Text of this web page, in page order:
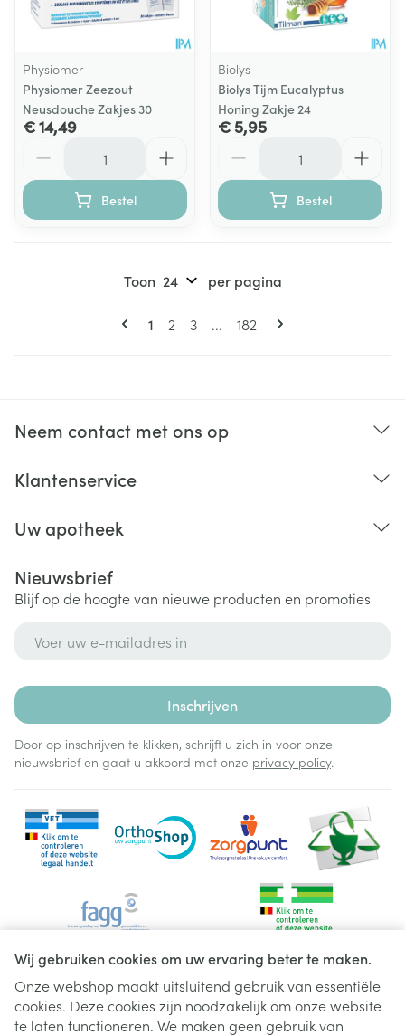
Wij gebruiken cookies om uw ervaring beter te maken.
Onze webshop maakt uitsluitend gebruik van essentiële
cookies. Deze cookies zijn noodzakelijk om onze website
te laten functioneren. We maken geen gebruik van
Physiomer
Physiomer Zeezout
Neusdouche Zakjes 30
€ 14,49
Bestel
Biolys
Biolys Tijm Eucalyptus
Honing Zakje 24
€ 5,95
Bestel
Pagina's
U lees momenteel pagina
1 Pagina
2 Pagina
3 ... Pagina
182
Toon per pagina
Neem contact met ons op
Klantenservice
Uw apotheek
Nieuwsbrief
Blijf op de hoogte van nieuwe producten en promoties
Inschrijven
Door op inschrijven te klikken, schrijft u zich in voor onze
nieuwsbrief en gaat u akkoord met onze privacy policy.
Juridische links